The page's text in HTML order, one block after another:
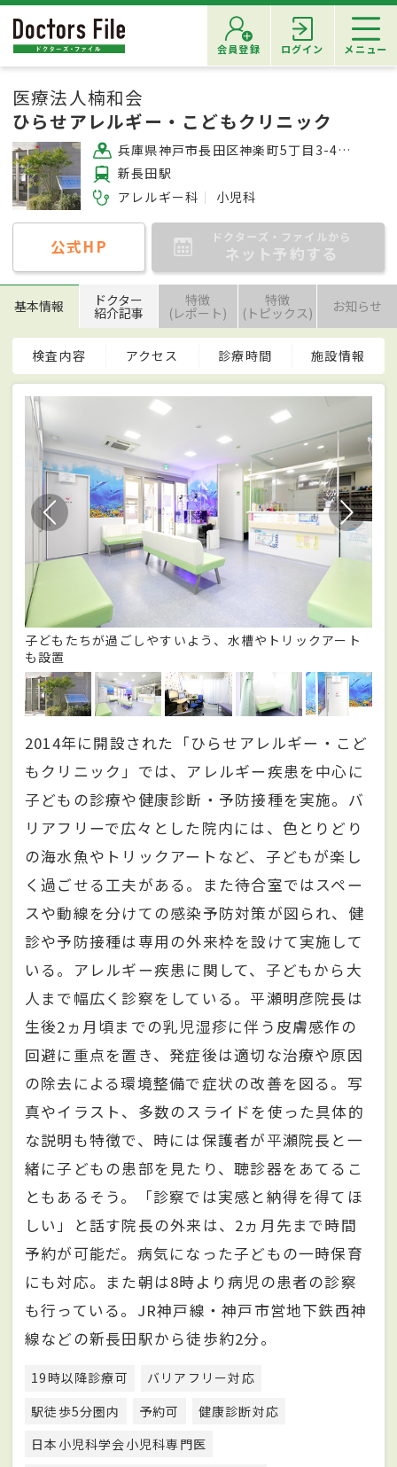
会員登録 ログイン メニュー
医療法人楠和会
ひらせアレルギー・こどもクリニック
兵庫県神戸市長田区神楽町5丁目3-4 ラ・ルーチェ新長田1階
新長田駅
アレルギー科
小児科
公式HP ドクターズ・ファイルから
ネット予約する
基本情報 ドクター
紹介記事
特徴
(レポート)
特徴
(トピックス) お知らせ
検査内容 アクセス 診療時間 施設情報
子どもたちが過ごしやすいよう、水槽やトリックアート
も設置
2014年に開設された「ひらせアレルギー・こど
もクリニック」では、アレルギー疾患を中心に
子どもの診療や健康診断・予防接種を実施。バ
リアフリーで広々とした院内には、色とりどり
の海水魚やトリックアートなど、子どもが楽し
く過ごせる工夫がある。また待合室ではスペー
スや動線を分けての感染予防対策が図られ、健
診や予防接種は専用の外来枠を設けて実施して
いる。アレルギー疾患に関して、子どもから大
人まで幅広く診察をしている。平瀬明彦院長は
生後2ヵ月頃までの乳児湿疹に伴う皮膚感作の
回避に重点を置き、発症後は適切な治療や原因
の除去による環境整備で症状の改善を図る。写
真やイラスト、多数のスライドを使った具体的
な説明も特徴で、時には保護者が平瀬院長と一
緒に子どもの患部を見たり、聴診器をあてるこ
ともあるそう。「診察では実感と納得を得てほ
しい」と話す院長の外来は、2ヵ月先まで時間
予約が可能だ。病気になった子どもの一時保育
にも対応。また朝は8時より病児の患者の診察
も行っている。JR神戸線・神戸市営地下鉄西神
線などの新長田駅から徒歩約2分。
19時以降診療可
バリアフリー対応
駅徒歩5分圏内
予約可
健康診断対応
日本小児科学会小児科専門医